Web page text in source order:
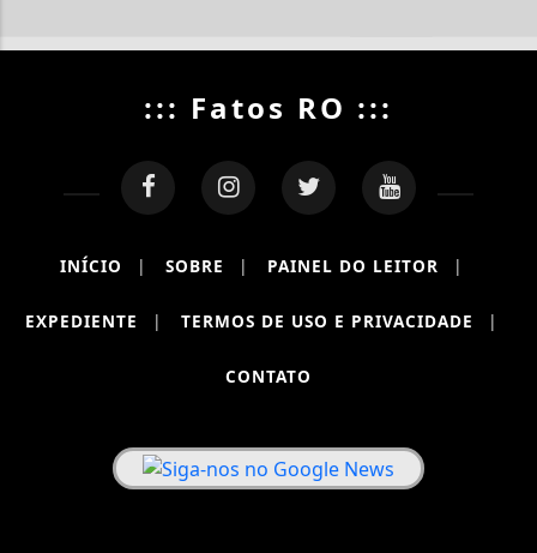
::: Fatos RO :::
INÍCIO | SOBRE | PAINEL DO LEITOR |
EXPEDIENTE | TERMOS DE USO E PRIVACIDADE |
CONTATO